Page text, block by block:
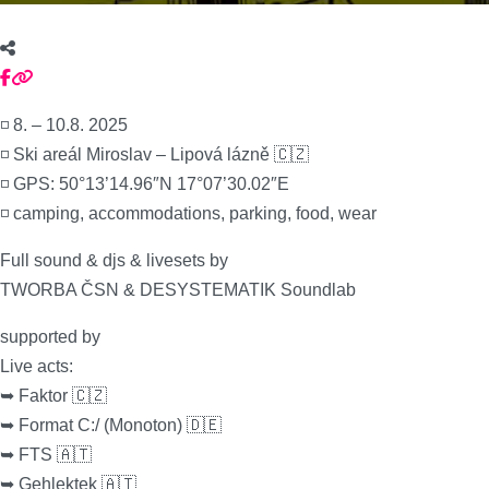
◽ 8. – 10.8. 2025
◽ Ski areál Miroslav – Lipová lázně 🇨🇿
◽ GPS: 50°13’14.96″N 17°07’30.02″E
◽ camping, accommodations, parking, food, wear
Full sound & djs & livesets by
TWORBA ČSN & DESYSTEMATIK Soundlab
supported by
Live acts:
➥ Faktor 🇨🇿
➥ Format C:/ (Monoton) 🇩🇪
➥ FTS 🇦🇹
➥ Gehlektek 🇦🇹